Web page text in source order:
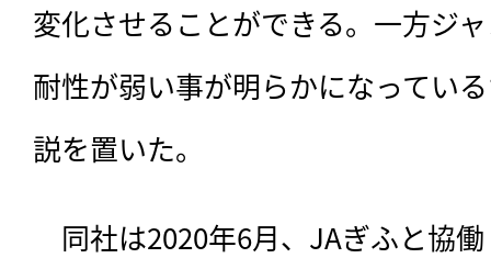
変化させることができる。一方ジ
耐性が弱い事が明らかになってい
説を置いた。
同社は2020年6月、JAぎふと協